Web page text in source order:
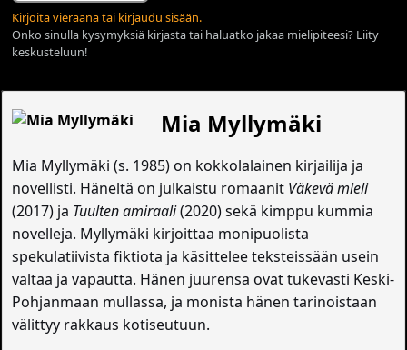
Kirjoita vieraana tai kirjaudu sisään.
Onko sinulla kysymyksiä kirjasta tai haluatko jakaa mielipiteesi? Liity
keskusteluun!
Mia Myllymäki
Mia Myllymäki (s. 1985) on kokkolalainen kirjailija ja
novellisti. Häneltä on julkaistu romaanit Väkevä mieli
(2017) ja Tuulten amiraali(2020) sekä kimppu kummia
novelleja. Myllymäki kirjoittaa monipuolista
spekulatiivista fiktiota ja käsittelee teksteissään usein
valtaa ja vapautta. Hänen juurensa ovat tukevasti Keski-
Pohjanmaan mullassa, ja monista hänen tarinoistaan
välittyy rakkaus kotiseutuun.